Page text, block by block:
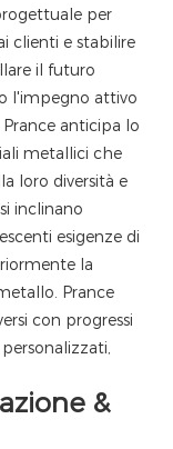
per
clienti e stabilire
il futuro
l'impegno attivo
anticipa lo
metallici che
loro diversità e
inclinano
esigenze di
la
Prance
con progressi
&